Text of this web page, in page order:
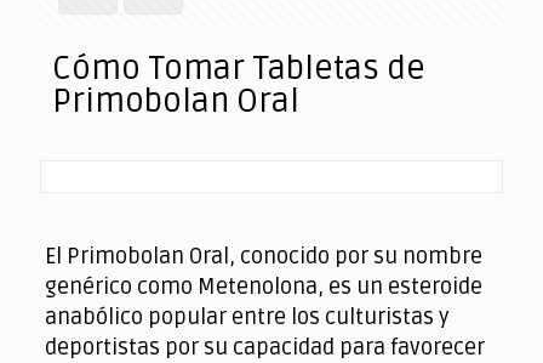
Cómo Tomar Tabletas de
Primobolan Oral
El Primobolan Oral, conocido por su nombre
genérico como Metenolona, es un esteroide
anabólico popular entre los culturistas y
deportistas por su capacidad para favorecer